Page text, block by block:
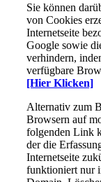
Sie können
von Cookies
Internetseite
Google sowie
verhindern,
verfügbare
[Hier Klicken]
Alternativ zum
Browsern auf
folgenden Link
der die
Internetseite
funktioniert nur